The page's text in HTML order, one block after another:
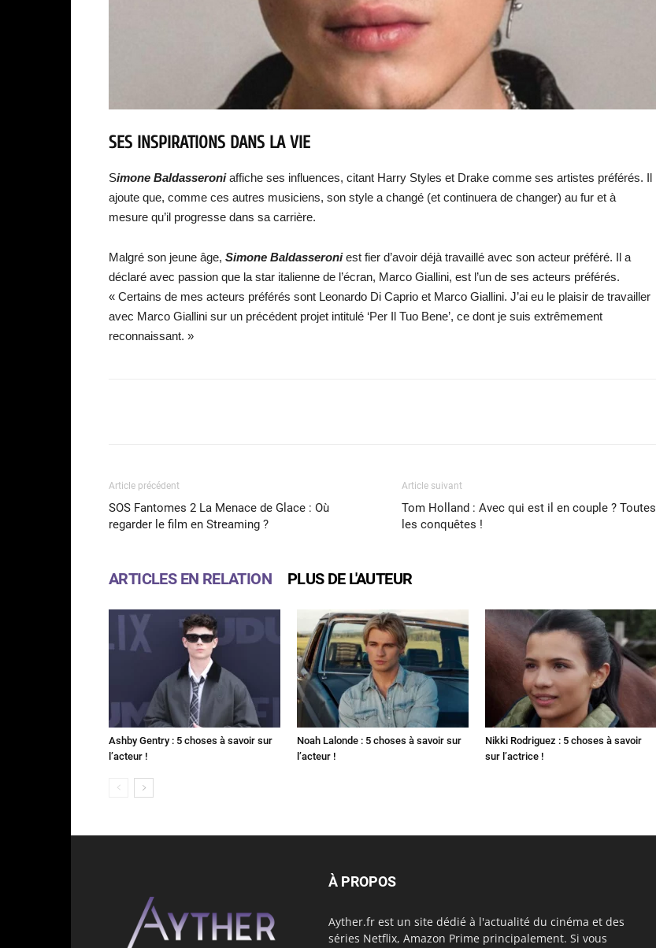
SES INSPIRATIONS DANS LA VIE
Simone Baldasseroniaffiche ses influences, citant Harry Styles et Drake comme ses artistes préférés. Il
ajoute que, comme ces autres musiciens, son style a changé (et continuera de changer) au fur et à
mesure qu’il progresse dans sa carrière.
Malgré son jeune âge, Simone Baldasseroniest fier d’avoir déjà travaillé avec son acteur préféré. Il a
déclaré avec passion que la star italienne de l’écran, Marco Giallini, est l’un de ses acteurs préférés.
« Certains de mes acteurs préférés sont Leonardo Di Caprio et Marco Giallini. J’ai eu le plaisir de travailler
avec Marco Giallini sur un précédent projet intitulé ‘Per Il Tuo Bene’, ce dont je suis extrêmement
reconnaissant. »
Article précédent
SOS Fantomes 2 La Menace de Glace : Où
regarder le film en Streaming ?
Article suivant
Tom Holland : Avec qui est il en couple ? Toutes
les conquêtes !
ARTICLES EN RELATION PLUS DE L'AUTEUR
Ashby Gentry : 5 choses à savoir sur
l’acteur !
Noah Lalonde : 5 choses à savoir sur
l’acteur !
Nikki Rodriguez : 5 choses à savoir
sur l’actrice !
À PROPOS
Ayther.fr est un site dédié à l'actualité du cinéma et des
séries Netflix, Amazon Prime principalement. Si vous